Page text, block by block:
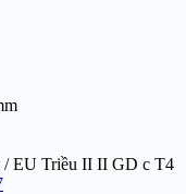
/ EU Triều II II GD c T4